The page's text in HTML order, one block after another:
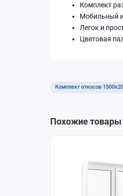
Комплект
Мобильный и
Легок и
Цветовая
Комплект откосов
Похожие товары